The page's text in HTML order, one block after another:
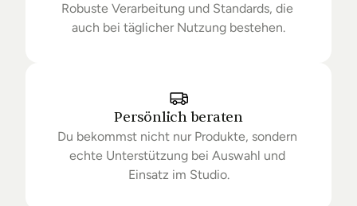
Robuste Verarbeitung und Standards, die
auch bei täglicher Nutzung bestehen.
Persönlich beraten
Du bekommst nicht nur Produkte, sondern
echte Unterstützung bei Auswahl und
Einsatz im Studio.